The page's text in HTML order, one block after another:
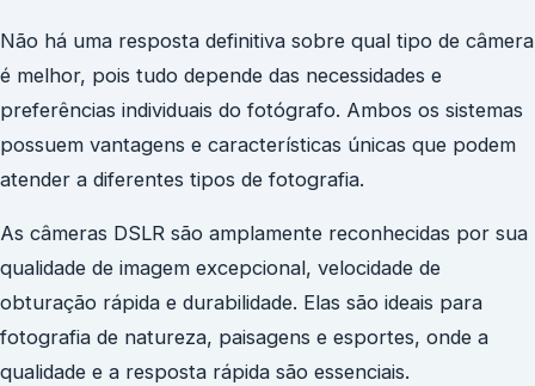
Não há uma resposta definitiva sobre qual tipo de câmera
é melhor, pois tudo depende das necessidades e
preferências individuais do fotógrafo. Ambos os sistemas
possuem vantagens e características únicas que podem
atender a diferentes tipos de fotografia.
As câmeras DSLR são amplamente reconhecidas por sua
qualidade de imagem excepcional, velocidade de
obturação rápida e durabilidade. Elas são ideais para
fotografia de natureza, paisagens e esportes, onde a
qualidade e a resposta rápida são essenciais.